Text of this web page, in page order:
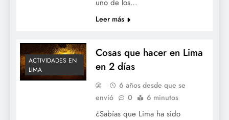
uno de los…
Leer más
ACTIVIDADES EN
LIMA
Cosas que hacer en Lima
en 2 días
6 años desde que se
envió
0 6 minutos
¿Sabías que Lima ha sido